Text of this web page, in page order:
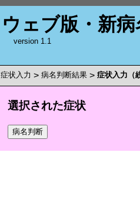
ウェブ版・新
version 1.1
症状入力 > 病名判断結果 > 症状入力（
選択された症状